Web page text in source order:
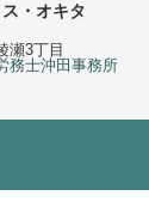
・オキタ
瀬3丁目
務士沖田事務所